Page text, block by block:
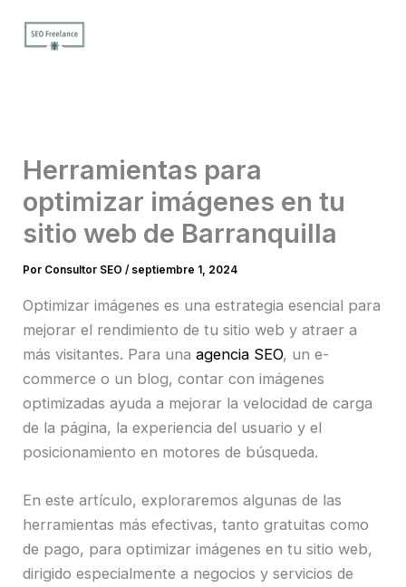
Herramientas para
optimizar imágenes en tu
sitio web de Barranquilla
Por Consultor SEO/ septiembre 1, 2024
Optimizar imágenes es una estrategia esencial para
mejorar el rendimiento de tu sitio web y atraer a
más visitantes. Para unaagencia SEO, un e-
commerce o un blog, contar con imágenes
optimizadas ayuda a mejorar la velocidad de carga
de la página, la experiencia del usuario y el
posicionamiento en motores de búsqueda.
En este artículo, exploraremos algunas de las
herramientas más efectivas, tanto gratuitas como
de pago, para optimizar imágenes en tu sitio web,
dirigido especialmente a negocios y servicios de